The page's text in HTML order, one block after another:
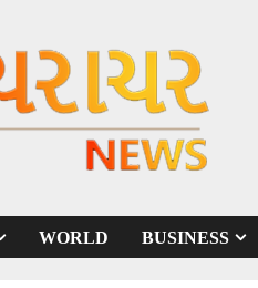
WORLD BUSINESS